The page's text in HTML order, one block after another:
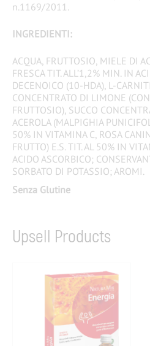
n.1169/2011.
INGREDIENTI:
ACQUA, FRUTTOSIO, MIELE DI
FRESCA TIT. ALL’1,2% MIN. IN
DECENOICO (10-HDA), L-
CONCENTRATO DI LIMONE
FRUTTOSIO), SUCCO
ACEROLA (MALPIGHIA
50% IN VITAMINA C, ROSA
FRUTTO) E.S. TIT. AL 50% IN
ACIDO ASCORBICO;
SORBATO DI POTASSIO; AROMI.
Senza Glutine
Upsell Products